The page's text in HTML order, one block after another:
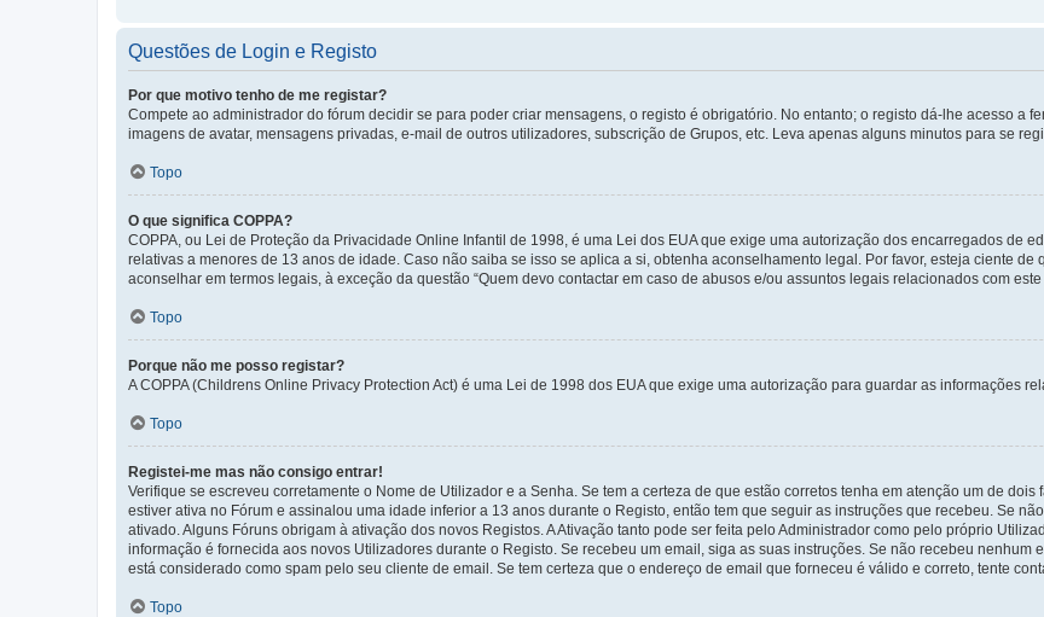
Questões de Login e Registo
Por que motivo tenho de me registar?
Compete ao administrador do fórum decidir se para poder criar mensagens, o registo é obrigatório. No entanto; o registo dá-lhe acesso a
imagens de avatar, mensagens privadas, e-mail de outros utilizadores, subscrição de Grupos, etc. Leva apenas alguns minutos para se
Topo
O que significa COPPA?
COPPA, ou Lei de Proteção da Privacidade Online Infantil de 1998, é uma Lei dos EUA que exige uma autorização dos encarregados de
relativas a menores de 13 anos de idade. Caso não saiba se isso se aplica a si, obtenha aconselhamento legal. Por favor, esteja ciente
aconselhar em termos legais, à exceção da questão “Quem devo contactar em caso de abusos e/ou assuntos legais relacionados com este
Topo
Porque não me posso registar?
A COPPA (Childrens Online Privacy Protection Act) é uma Lei de 1998 dos EUA que exige uma autorização para guardar as informações
Topo
Registei-me mas não consigo entrar!
Verifique se escreveu corretamente o Nome de Utilizador e a Senha. Se tem a certeza de que estão corretos tenha em atenção um de
estiver ativa no Fórum e assinalou uma idade inferior a 13 anos durante o Registo, então tem que seguir as instruções que recebeu. Se
ativado. Alguns Fóruns obrigam à ativação dos novos Registos. A Ativação tanto pode ser feita pelo Administrador como pelo próprio
informação é fornecida aos novos Utilizadores durante o Registo. Se recebeu um email, siga as suas instruções. Se não recebeu
está considerado como spam pelo seu cliente de email. Se tem certeza que o endereço de email que forneceu é válido e correto, tente
Topo